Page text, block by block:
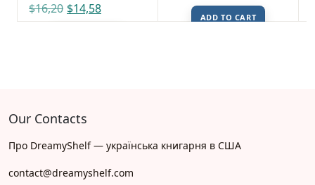
$16,20 $14,58
ADD TO CART
Our Contacts
Про DreamyShelf — українська книгарня в США
contact@dreamyshelf.com